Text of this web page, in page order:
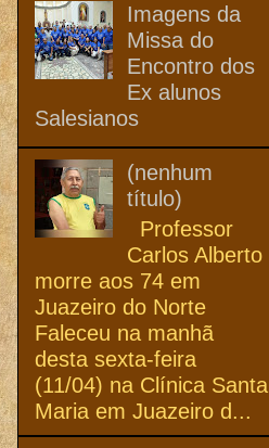
Imagens da
Missa do
Encontro dos
Ex alunos
Salesianos
(nenhum
título)
Professor
Carlos Alberto
morre aos 74 em
Juazeiro do Norte
Faleceu na manhã
desta sexta-feira
(11/04) na Clínica Santa
Maria em Juazeiro d...